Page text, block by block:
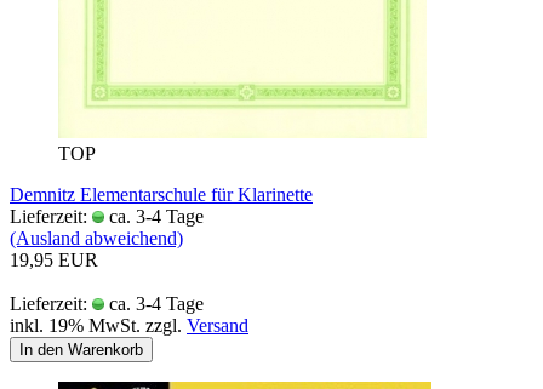
TOP
Demnitz Elementarschule für Klarinette
Lieferzeit:
ca. 3-4 Tage
(Ausland abweichend)
19,95 EUR
Lieferzeit:
ca. 3-4 Tage
inkl. 19% MwSt. zzgl. Versand
In den Warenkorb